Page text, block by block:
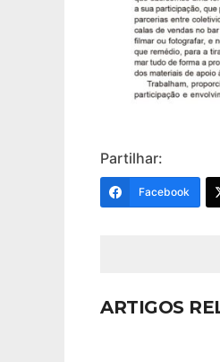
Partilhar:
Facebook
ARTIGOS